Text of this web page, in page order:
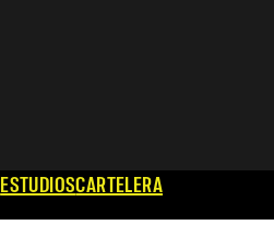
ESTUDIOSCARTELERA